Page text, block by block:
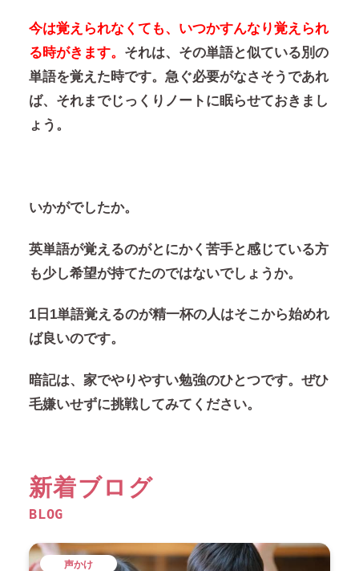
今は覚えられなくても、いつかすんなり覚えられ
る時がきます。 それは、その単語と似ている別の
単語を覚えた時です。急ぐ必要がなさそうであれ
ば、それまでじっくりノートに眠らせておきまし
ょう。
いかがでしたか。
英単語が覚えるのがとにかく苦手と感じている方
も少し希望が持てたのではないでしょうか。
1日1単語覚えるのが精一杯の人はそこから始めれ
ば良いのです。
暗記は、家でやりやすい勉強のひとつです。ぜひ
毛嫌いせずに挑戦してみてください。
新着ブログ
BLOG
声かけ